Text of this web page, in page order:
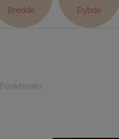
Bredde Dybde
Funktioner